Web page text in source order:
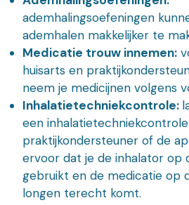
ademhalingsoefeningen
ademhalen makkelijker te
Medicatie trouw innemen:
huisarts en
neem je medicijnen volgens
Inhalatietechniekcontrole:
een
praktijkondersteuner of de
ervoor dat je de inhalator op
gebruikt en de medicatie op
longen terecht komt.